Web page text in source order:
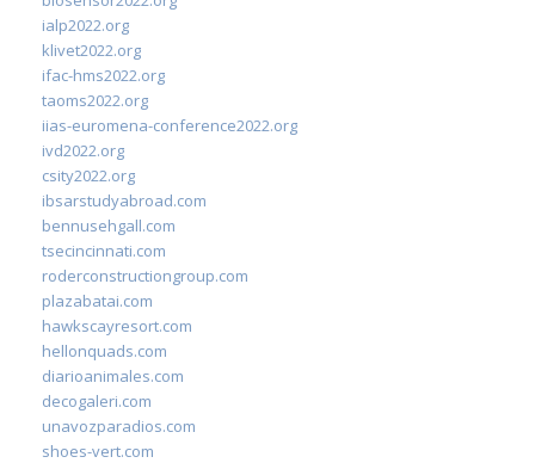
ialp2022.org
klivet2022.org
ifac-hms2022.org
taoms2022.org
iias-euromena-conference2022.org
ivd2022.org
csity2022.org
ibsarstudyabroad.com
bennusehgall.com
tsecincinnati.com
roderconstructiongroup.com
plazabatai.com
hawkscayresort.com
hellonquads.com
diarioanimales.com
decogaleri.com
unavozparadios.com
shoes-vert.com